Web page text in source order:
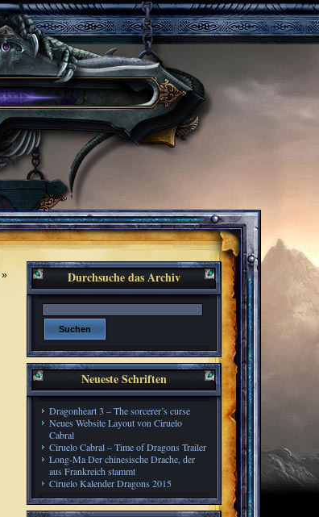
» Durchsuche das Archiv
Neueste Schriften
Dragonheart 3 – The sorcerer’s curse
Neues Website Layout von Ciruelo
Cabral
Ciruelo Cabral – Time of Dragons Trailer
Long-Ma Der chinesische Drache, der
aus Frankreich stammt
Ciruelo Kalender Dragons 2015